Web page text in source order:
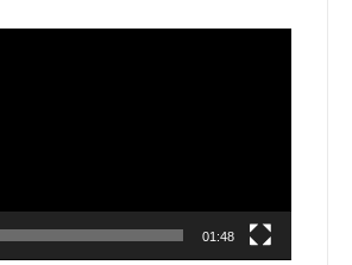
01:48